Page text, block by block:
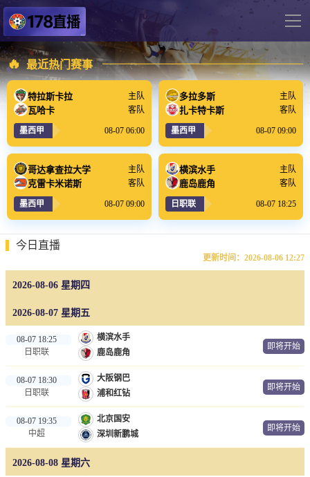
导
网站首页
足球直播
英超
德甲
法甲
西甲
意甲
世界杯
中超
NBA
足球录像
足球新闻
🔥 最近热门赛事
特拉斯卡拉 主队
瓦哈卡 客队
墨西甲 08-07 06:00
多拉多斯 主队
扎卡特卡斯 客队
墨西甲 08-07 09:00
哥达拿查拉大学 主队
克雷卡米诺斯 客队
墨西甲 08-07 09:00
横滨水手 主队
鹿岛鹿角 客队
日职联 08-07 18:25
今日直播
更新时间：2026-08-06 12:27
2026-08-06 星期四
2026-08-07 星期五
08-07 18:25
日职联
横滨水手
鹿岛鹿角
即将开始
08-07 18:30
日职联
大阪钢巴
浦和红钻
即将开始
08-07 19:35
中超
北京国安
深圳新鹏城
即将开始
2026-08-08 星期六